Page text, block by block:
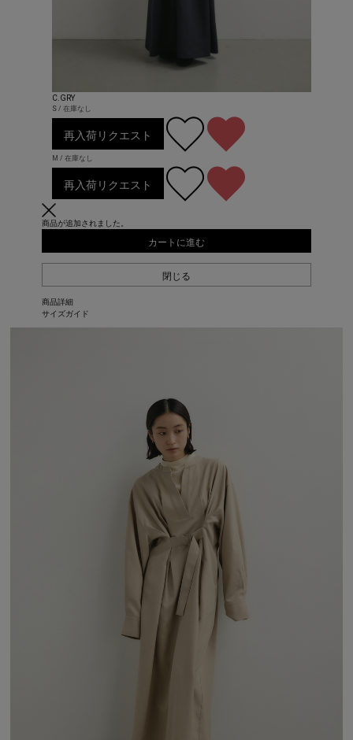
C.GRY
S / 在庫なし
再入荷リクエスト
M / 在庫なし
再入荷リクエスト
商品が追加されました。
カートに進む
閉じる
商品詳細
サイズガイド